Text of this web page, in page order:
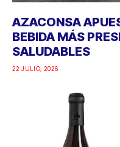
AZACONSA
BEBIDA MÁS
SALUDABLES
22 JULIO, 2026